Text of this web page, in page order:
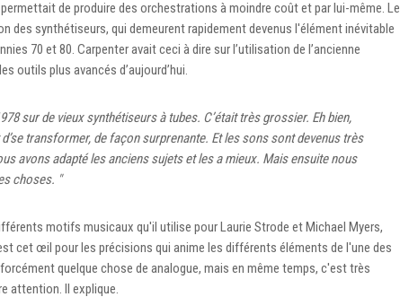
de produire des orchestrations à moindre coût et par lui-même. Le
des synthétiseurs, qui demeurent rapidement devenus l'élément inévitable
70 et 80. Carpenter avait ceci à dire sur l’utilisation de l’ancienne
outils plus avancés d’aujourd’hui.
sur de vieux synthétiseurs à tubes. C’était très grossier. Eh bien,
d’se transformer, de façon surprenante. Et les sons sont devenus très
avons adapté les anciens sujets et les a mieux. Mais ensuite nous
choses. "
motifs musicaux qu'il utilise pour Laurie Strode et Michael Myers,
cet œil pour les précisions qui anime les différents éléments de l'une des
quelque chose de analogue, mais en même temps, c'est très
attention. Il explique.